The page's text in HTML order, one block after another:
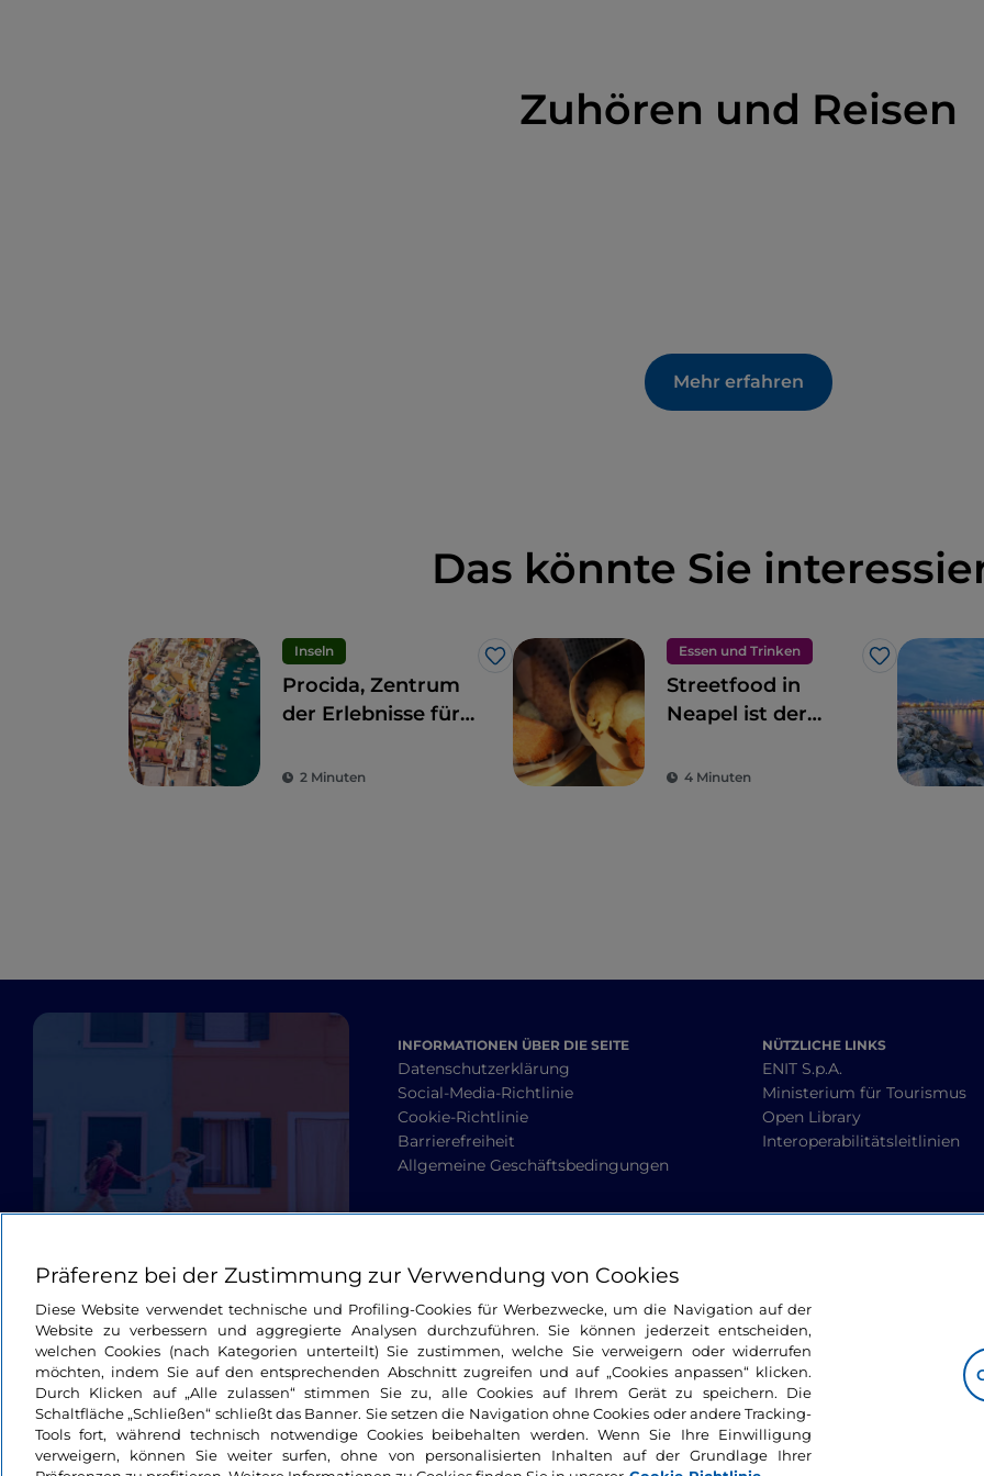
Glut der Französischen Revolution entstand und bald von der Bourbonenrestauration
Zuhören und Reisen
Mehr erfahren
Das könnte Sie
Inseln
Like
Procida, Zentrum
der Erlebnisse für
2 Minuten
Essen und Trinken
Like
Streetfood in
Neapel ist der
Gaumenschmauses
4 Minuten
INFORMATIONEN ÜBER DIE SEITE
Datenschutzerklärung
Social-Media-Richtlinie
Cookie-Richtlinie
Barrierefreiheit
Allgemeine Geschäftsbedingungen
NÜTZLICHE LINKS
ENIT S.p.A.
Ministerium für Tourismus
Open Library
Interoperabilitätsleitlinien
Präferenz bei der Zustimmung zur Verwendung von Cookies
Diese Website verwendet technische und Profiling-Cookies für Werbezwecke, um die Navigation auf der
Website zu verbessern und aggregierte Analysen durchzuführen. Sie können jederzeit entscheiden,
welchen Cookies (nach Kategorien unterteilt) Sie zustimmen, welche Sie verweigern oder widerrufen
möchten, indem Sie auf den entsprechenden Abschnitt zugreifen und auf „Cookies anpassen“ klicken.
Durch Klicken auf „Alle zulassen“ stimmen Sie zu, alle Cookies auf Ihrem Gerät zu speichern. Die
Schaltfläche „Schließen“ schließt das Banner. Sie setzen die Navigation ohne Cookies oder andere Tracking-
Tools fort, während technisch notwendige Cookies beibehalten werden. Wenn Sie Ihre Einwilligung
verweigern, können Sie weiter surfen, ohne von personalisierten Inhalten auf der Grundlage Ihrer